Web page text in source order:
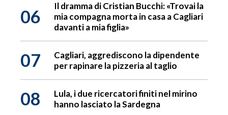
06
Il dramma di Cristian Bucchi: «Trovai la
mia compagna morta in casa a Cagliari
davanti a mia figlia»
07
Cagliari, aggrediscono la dipendente
per rapinare la pizzeria al taglio
08
Lula, i due ricercatori finiti nel mirino
hanno lasciato la Sardegna